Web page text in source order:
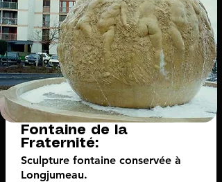
Fontaine de la
Fraternité:
Sculpture fontaine conservée à
Longjumeau.